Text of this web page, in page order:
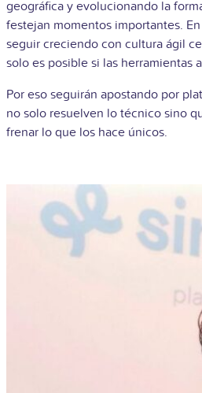
geográfica y evolucionando la
festejan momentos importantes.
seguir creciendo con cultura ágil
solo es posible si las herramientas
Por eso seguirán apostando por
no solo resuelven lo técnico sino
frenar lo que los hace únicos.